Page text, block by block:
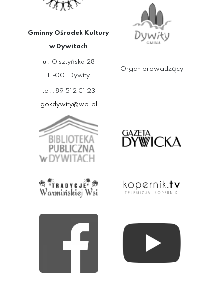
Gminny Ośrodek Kultury
w Dywitach
ul. Olsztyńska 28
11-001 Dywity
tel.: 89 512 01 23
gokdywity@wp.pl
Organ prowadzący